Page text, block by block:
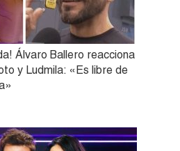
Álvaro Ballero reacciona
y Ludmila: «Es libre de